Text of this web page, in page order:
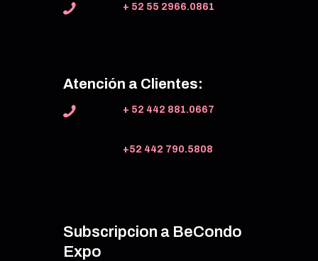
+ 52 55 2966.0861
Atención a Clientes:
+ 52 442 881.0667
+52 442 790.5808
Subscripcion a BeCondo
Expo